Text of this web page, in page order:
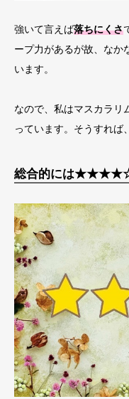
強いて言えば落ちにくさ
ープ力があるが故、なか
います。
なので、私はマスカラリ
っています。そうすれば
総合的には